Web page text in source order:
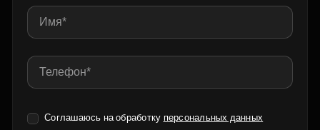
Соглашаюсь на обработку персональных данных